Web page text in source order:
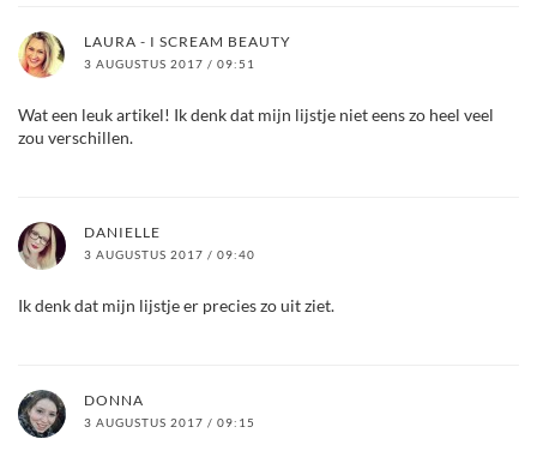
LAURA - I SCREAM BEAUTY
3 AUGUSTUS 2017 / 09:51
Wat een leuk artikel! Ik denk dat mijn lijstje niet eens zo heel veel
zou verschillen.
DANIELLE
3 AUGUSTUS 2017 / 09:40
Ik denk dat mijn lijstje er precies zo uit ziet.
DONNA
3 AUGUSTUS 2017 / 09:15